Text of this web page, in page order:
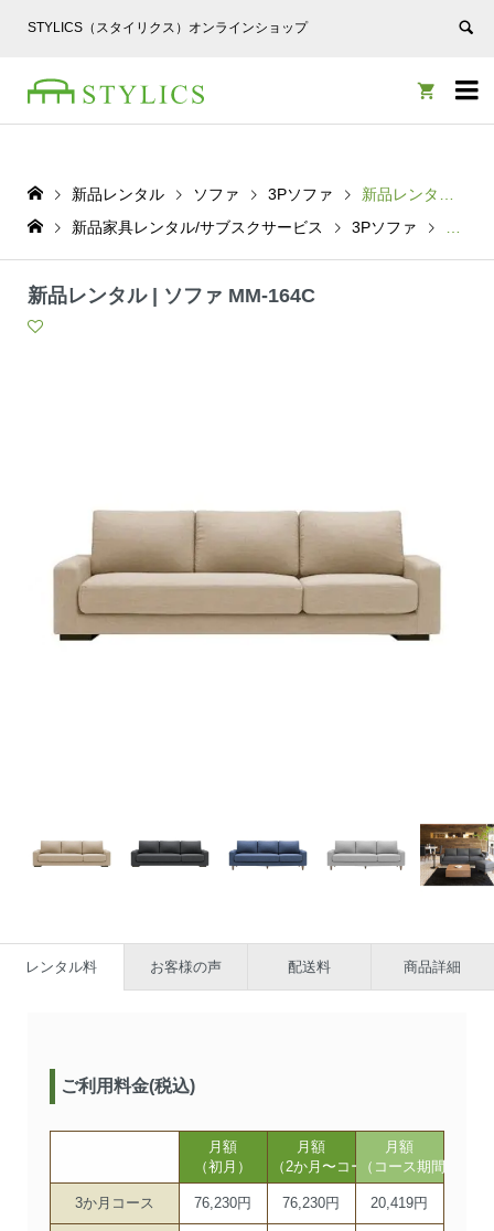
STYLICS（スタイリクス）オンラインショップ


新品レンタル ソファ 3Pソファ
新品レンタル | ソファ MM-164C
新品家具レンタル/サブスクサービス
3Pソファ
新品レンタル | ソファ MM-164C
レンタル料 お客様の声 配送料 商品詳細
ご利用料金(税込)
月額
（初月）
月額
（2か月〜コース期間まで）
月額
（コース期間以降）
3か月コース 76,230円 76,230円 20,419円